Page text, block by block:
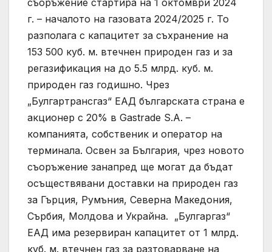
съоръжение стартира на 1 октомври 2024
г. – началото на газовата 2024/2025 г. То
разполага с капацитет за съхранение на
153 500 куб. м. втечнен природен газ и за
регазификация на до 5.5 млрд. куб. м.
природен газ годишно. Чрез
„Булгартрансгаз“ ЕАД българската страна е
акционер с 20% в Gastrade S.A. –
компанията, собственик и оператор на
терминала. Освен за България, чрез новото
съоръжение занапред ще могат да бъдат
осъществявани доставки на природен газ
за Гърция, Румъния, Северна Македония,
Сърбия, Молдова и Украйна. „Булгаргаз“
ЕАД има резервиран капацитет от 1 млрд.
куб. м. втечнен газ за разтоварване на